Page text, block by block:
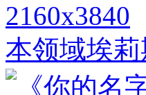
2160x3840
本领域埃